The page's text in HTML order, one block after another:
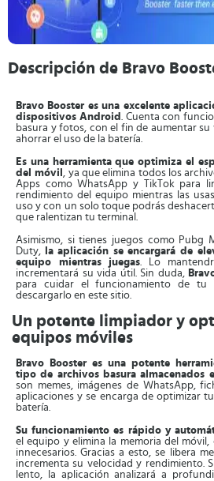
Descripción de Bravo
Bravo Booster es una excelente
dispositivos Android. Cuenta con
basura y fotos, con el fin de aumentar su
ahorrar el uso de la batería.
Es una herramienta que optimiza el
del móvil , ya que elimina todos los
Apps como WhatsApp y TikTok para
rendimiento del equipo mientras las
uso y con un solo toque podrás
que ralentizan tu terminal.
Asimismo, si tienes juegos como Pubg
Duty,
la aplicación se encargará de
equipo mientras juegas. Lo
incrementará su vida útil. Sin duda,
para cuidar el funcionamiento de tu
descargarlo en este sitio.
Un potente limpiador y
equipos móviles
Bravo Booster es una potente
tipo de archivos basura almacenados
son memes, imágenes de WhatsApp,
aplicaciones y se encarga de optimizar
batería.
Su funcionamiento es rápido y
el equipo y elimina la memoria del
innecesarios. Gracias a esto, se libera
incrementa su velocidad y rendimiento.
lento, la aplicación analizará a